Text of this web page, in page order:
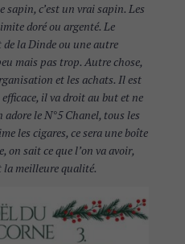
sapin, c’est un vrai sapin. Les
doré ou argenté. Le
de la Dinde ou une autre
mais pas trop. Autre chose,
et les achats. Il est
il va droit au but et ne
le N°5 Chanel, tous les
les cigares, ce sera une boîte
on sait ce que l’on va avoir,
la meilleure qualité.